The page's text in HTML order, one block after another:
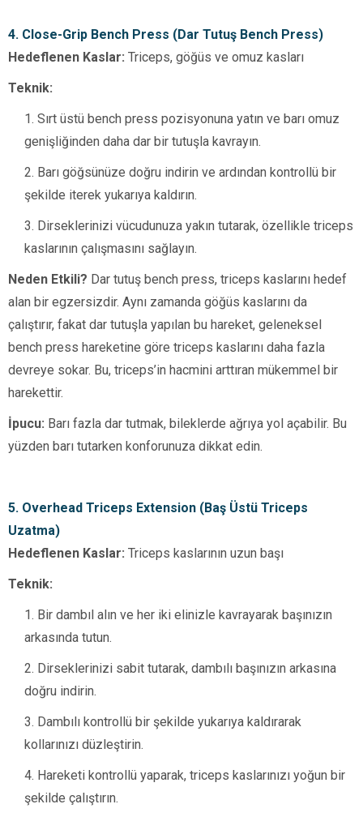
4. Close-Grip Bench Press (Dar Tutuş Bench Press)
Hedeflenen Kaslar: Triceps, göğüs ve omuz kasları
Teknik:
Sırt üstü bench press pozisyonuna yatın ve barı omuz
genişliğinden daha dar bir tutuşla kavrayın.
Barı göğsünüze doğru indirin ve ardından kontrollü bir
şekilde iterek yukarıya kaldırın.
Dirseklerinizi vücudunuza yakın tutarak, özellikle triceps
kaslarının çalışmasını sağlayın.
Neden Etkili? Dar tutuş bench press, triceps kaslarını hedef
alan bir egzersizdir. Aynı zamanda göğüs kaslarını da
çalıştırır, fakat dar tutuşla yapılan bu hareket, geleneksel
bench press hareketine göre triceps kaslarını daha fazla
devreye sokar. Bu, triceps’in hacmini arttıran mükemmel bir
harekettir.
İpucu: Barı fazla dar tutmak, bileklerde ağrıya yol açabilir. Bu
yüzden barı tutarken konforunuza dikkat edin.
5. Overhead Triceps Extension (Baş Üstü Triceps
Uzatma)
Hedeflenen Kaslar: Triceps kaslarının uzun başı
Teknik:
Bir dambıl alın ve her iki elinizle kavrayarak başınızın
arkasında tutun.
Dirseklerinizi sabit tutarak, dambılı başınızın arkasına
doğru indirin.
Dambılı kontrollü bir şekilde yukarıya kaldırarak
kollarınızı düzleştirin.
Hareketi kontrollü yaparak, triceps kaslarınızı yoğun bir
şekilde çalıştırın.